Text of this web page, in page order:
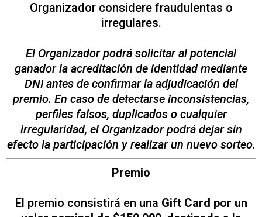
Organizador considere fraudulentas o
irregulares.
El Organizador podrá solicitar al potencial
ganador la acreditación de identidad mediante
DNI antes de confirmar la adjudicación del
premio. En caso de detectarse inconsistencias,
perfiles falsos, duplicados o cualquier
irregularidad, el Organizador podrá dejar sin
efecto la participación y realizar un nuevo sorteo.
Premio
El premio consistirá en una Gift Card por un